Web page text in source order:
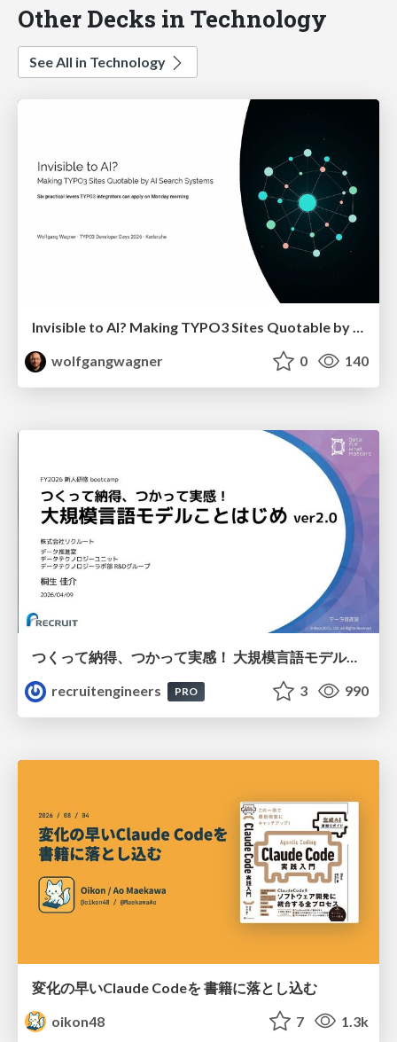
Other Decks in Technology
See All in Technology
wolfgangwagner
0 140
つくって納得、つかって実感！ 大規模言語モデルことはじめ ver2.0
recruitengineers
PRO 3 990
変化の早いClaude Codeを 書籍に落とし込む
oikon48
7 1.3k